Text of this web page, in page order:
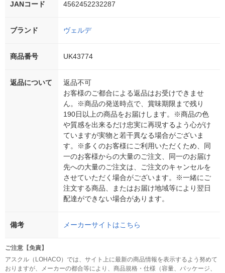
JANコード 4562452232287
ブランド ヴェルデ
商品番号 UK43774
返品について
返品不可
お客様のご都合による返品はお受けできませ
ん。※商品の発送時点で、賞味期限まで残り
190日以上の商品をお届けします。※商品の色
や質感を出来るだけ忠実に再現するよう心がけ
ていますが実物と若干異なる場合がございま
す。※多くのお客様にご利用いただくため、同
一のお客様からの大量のご注文、同一のお届け
先への大量のご注文は、ご注文のキャンセルを
させていただく場合がございます。※一緒にご
注文する商品、またはお届け地域等により翌日
配達ができない場合があります。
備考 メーカーサイトはこちら
ご注意【免責】
アスクル（LOHACO）では、サイト上に最新の商品情報を表示するよう努めて
おりますが、メーカーの都合等により、商品規格・仕様（容量、パッケージ、